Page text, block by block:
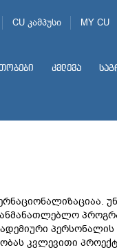
CU კამპუსი MY CU
კვლევა
კვლევითი